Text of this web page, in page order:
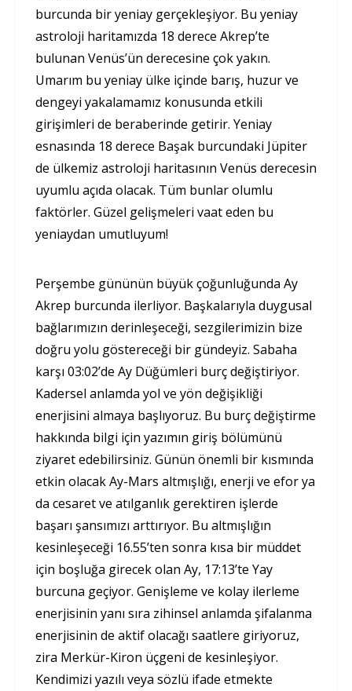
burcunda bir yeniay gerçekleşiyor. Bu yeniay
astroloji haritamızda 18 derece Akrep’te
bulunan Venüs’ün derecesine çok yakın.
Umarım bu yeniay ülke içinde barış, huzur ve
dengeyi yakalamamız konusunda etkili
girişimleri de beraberinde getirir. Yeniay
esnasında 18 derece Başak burcundaki Jüpiter
de ülkemiz astroloji haritasının Venüs derecesin
uyumlu açıda olacak. Tüm bunlar olumlu
faktörler. Güzel gelişmeleri vaat eden bu
yeniaydan umutluyum!
Perşembe gününün büyük çoğunluğunda Ay
Akrep burcunda ilerliyor. Başkalarıyla duygusal
bağlarımızın derinleşeceği, sezgilerimizin bize
doğru yolu göstereceği bir gündeyiz. Sabaha
karşı 03:02’de Ay Düğümleri burç değiştiriyor.
Kadersel anlamda yol ve yön değişikliği
enerjisini almaya başlıyoruz. Bu burç değiştirme
hakkında bilgi için yazımın giriş bölümünü
ziyaret edebilirsiniz. Günün önemli bir kısmında
etkin olacak Ay-Mars altmışlığı, enerji ve efor ya
da cesaret ve atılganlık gerektiren işlerde
başarı şansımızı arttırıyor. Bu altmışlığın
kesinleşeceği 16.55’ten sonra kısa bir müddet
için boşluğa girecek olan Ay, 17:13’te Yay
burcuna geçiyor. Genişleme ve kolay ilerleme
enerjisinin yanı sıra zihinsel anlamda şifalanma
enerjisinin de aktif olacağı saatlere giriyoruz,
zira Merkür-Kiron üçgeni de kesinleşiyor.
Kendimizi yazılı veya sözlü ifade etmekte